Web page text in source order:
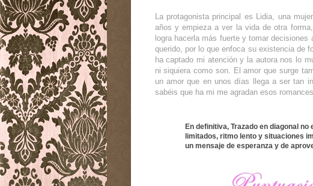
La protagonista principal es Lidia, una
años y empieza a ver la vida de otra
logra hacerla más fuerte y tomar
querido, por lo que enfoca su existencia de
ha captado mi atención y la autora nos lo
ni siquiera como son. El amor que surge
un amor que en unos días llega a ser tan
sabéis que ha mi me agradan esos
En definitiva, Trazado en diagonal
limitados, ritmo lento y situaciones
un mensaje de esperanza y de